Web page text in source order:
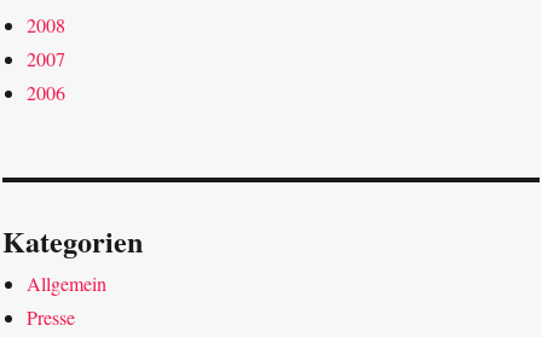
2008
2007
2006
Kategorien
Allgemein
Presse